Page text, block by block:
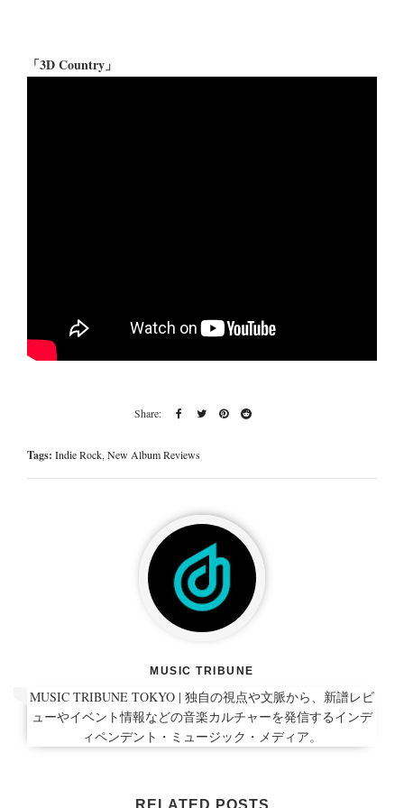
「3D Country」
Tags: Indie Rock,New Album Reviews
MUSIC TRIBUNE
MUSIC TRIBUNE TOKYO | 独自の視点や文脈から、新譜レビ
ューやイベント情報などの音楽カルチャーを発信するインデ
ィペンデント・ミュージック・メディア。